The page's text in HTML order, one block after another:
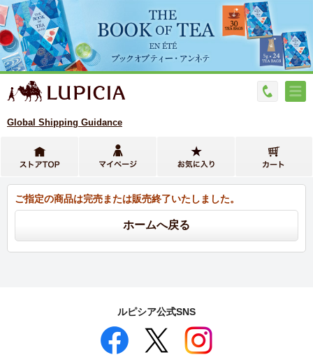
Global Shipping Guidance
ご指定の商品は完売または販売終了いたしました。
ルピシア公式SNS